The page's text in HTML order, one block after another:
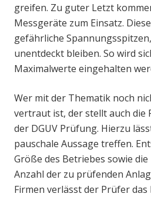
greifen. Zu guter Letzt
Messgeräte zum Einsatz.
gefährliche
unentdeckt bleiben. So wird
Maximalwerte eingehalten
Wer mit der Thematik noch
vertraut ist, der stellt auch die
der DGUV Prüfung. Hierzu
pauschale Aussage treffen.
Größe des Betriebes sowie
Anzahl der zu prüfenden
Firmen verlässt der Prüfer